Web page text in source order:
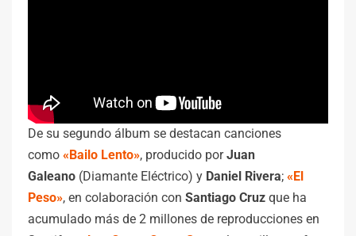
De su segundo álbum se destacan canciones
como «Bailo Lento», producido porJuan
Galeano (Diamante Eléctrico) y Daniel Rivera; «El
Peso», en colaboración con Santiago Cruz que ha
acumulado más de 2 millones de reproducciones en